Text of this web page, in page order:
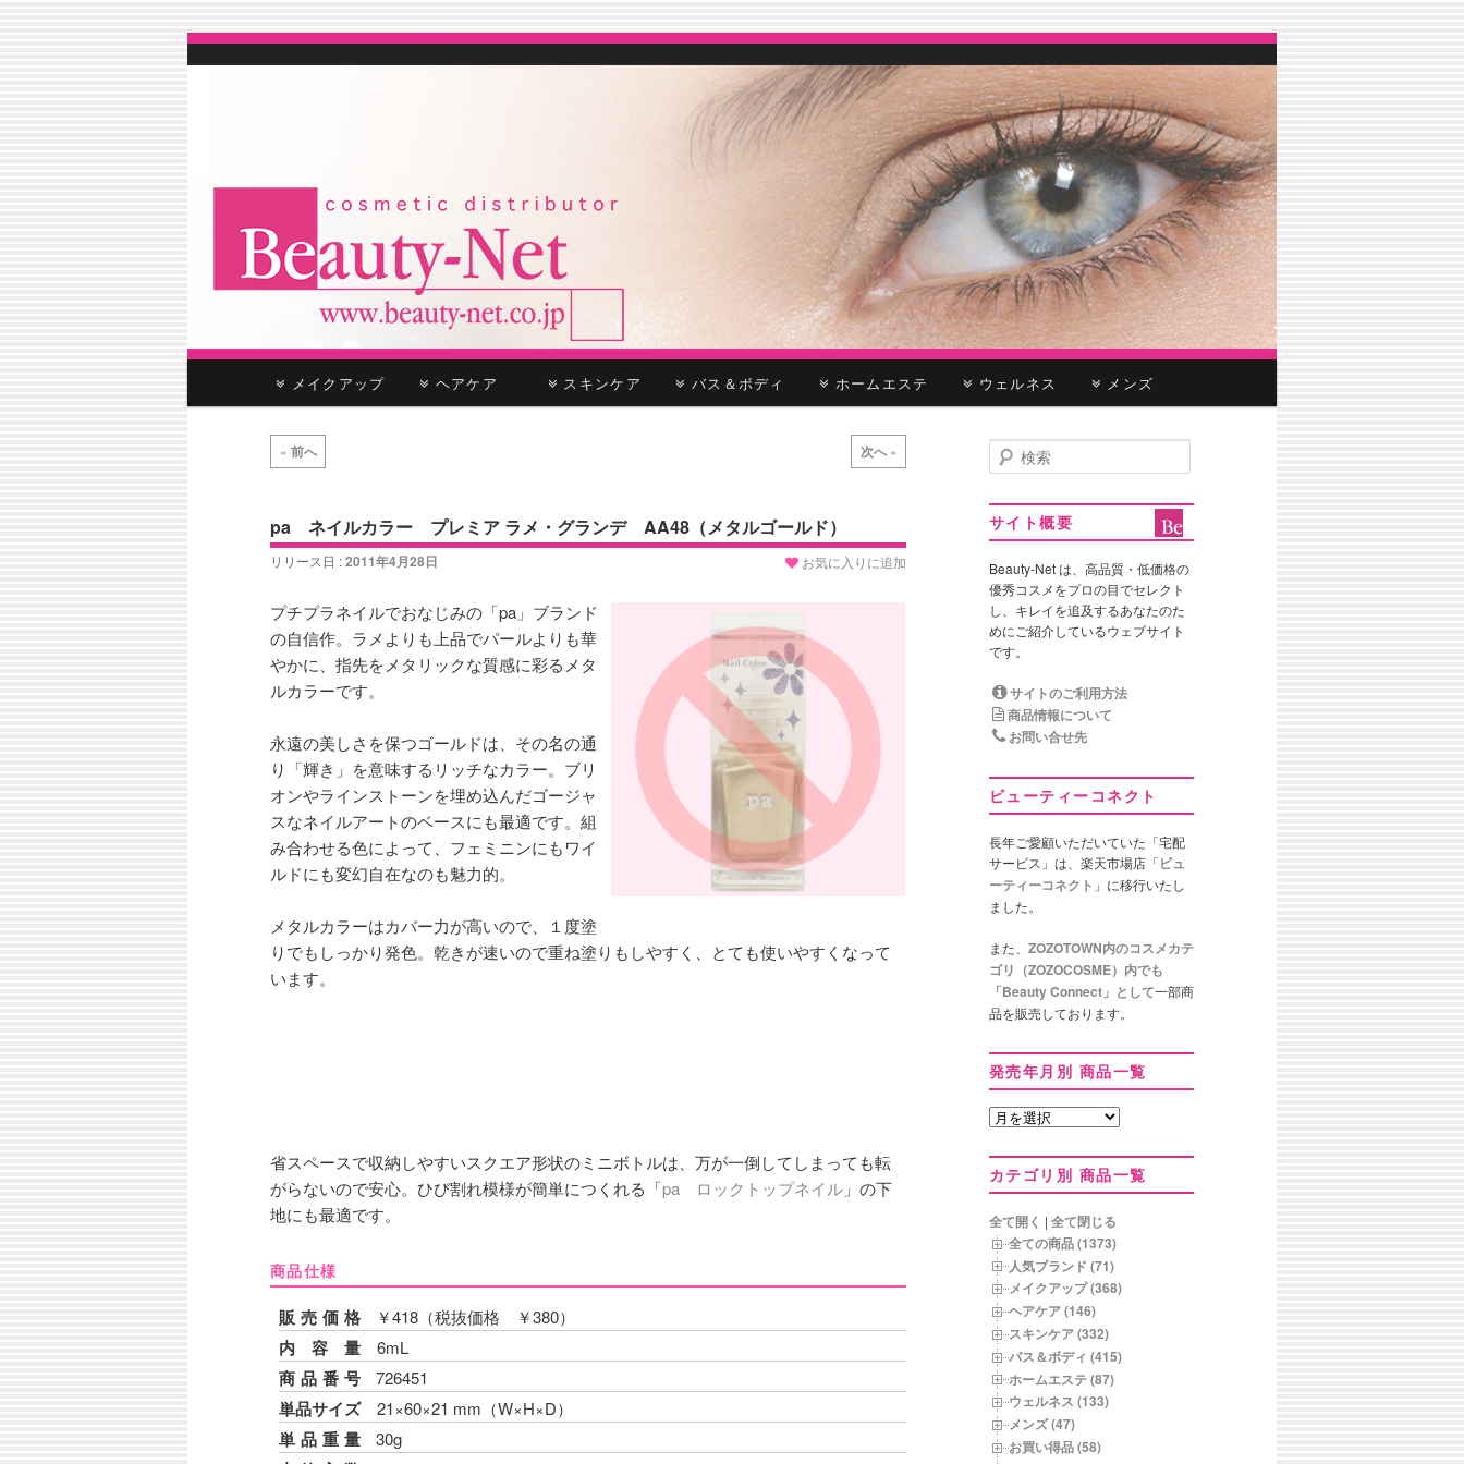
cosmetic distributor
メ
イ
コ
テ
ン
ツ
へ
移
動
サ
ブ
ン
ン
ツ
へ
移
動
メイクアップ ヘアケア スキンケア バス＆ボディ ホームエステ ウェルネス メンズ
投
稿
ビ
ゲ
シ
ョ
ン
« 前へ 次へ »
pa ネイルカラー プレミア ラメ・グランデ AA48（メタルゴールド）
リリース日 :2011年4月28日 お気に入りに追加
プチプラネイルでおなじみの「pa」ブランド
の自信作。ラメよりも上品でパールよりも華
やかに、指先をメタリックな質感に彩るメタ
ルカラーです。
永遠の美しさを保つゴールドは、その名の通
り「輝き」を意味するリッチなカラー。ブリ
オンやラインストーンを埋め込んだゴージャ
スなネイルアートのベースにも最適です。組
み合わせる色によって、フェミニンにもワイ
ルドにも変幻自在なのも魅力的。
メタルカラーはカバー力が高いので、１度塗
りでもしっかり発色。乾きが速いので重ね塗りもしやすく、とても使いやすくなって
います。
省スペースで収納しやすいスクエア形状のミニボトルは、万が一倒してしまっても転
がらないので安心。ひび割れ模様が簡単につくれる「pa ロックトップネイル 」の下
地にも最適です。
商品仕様
販売価格 ￥418（税抜価格 ￥380）
内容量 6mL
商品番号 726451
単品サイズ21×60×21 mm（W×H×D）
単品重量 30g
検
索
サイト概要
Beauty-Net は、高品質・低価格の
優秀コスメをプロの目でセレクト
し、キレイを追及するあなたのた
めにご紹介しているウェブサイト
です。
サイトのご利用方法
商品情報について
お問い合せ先
ビューティーコネクト
長年ご愛顧いただいていた「宅配
サービス」は、楽天市場店「ビュ
ーティーコネクト 」に移行いたし
ました。
また、 ZOZOTOWN内のコスメカテ
ゴリ（ZOZOCOSME）内でも
「Beauty Connect」として一部商
品を販売しております。
発売年月別 商品一覧
発
年
月
別
商
品
一
覧
カテゴリ別 商品一覧
全て開く | 全て閉じる
全ての商品 (1373)
人気ブランド (71)
メイクアップ (368)
ヘアケア (146)
スキンケア (332)
バス＆ボディ (415)
ホームエステ (87)
ウェルネス (133)
メンズ (47)
お買い得品 (58)